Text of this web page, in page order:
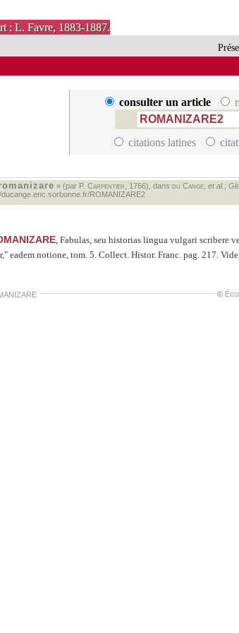
: L. Favre, 1883-1887.
consulter un article
citations latines
» (par P. Carpentier , 1766), dans du Cange, et al.
ducange.enc.sorbonne.fr/ROMANIZARE2
, Fabulas, seu historias lingua vulgari scribere
eadem notione, tom. 5. Collect. Histor. Franc. pag. 217.
©